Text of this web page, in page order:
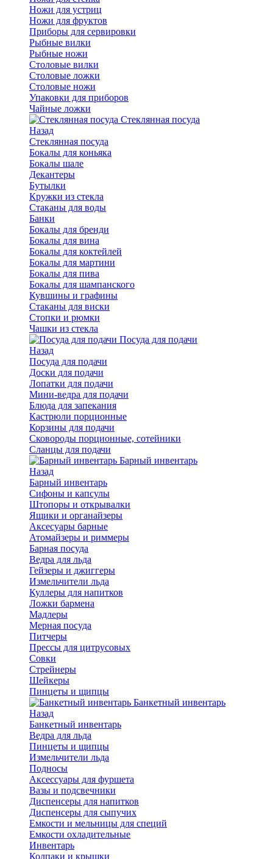
Ножи для устриц
Ножи для фруктов
Приборы для сервировки
Рыбные вилки
Рыбные ножи
Столовые вилки
Столовые ложки
Столовые ножи
Упаковки для приборов
Чайные ложки
Стеклянная посуда
Назад
Стеклянная посуда
Бокалы для коньяка
Бокалы шале
Декантеры
Бутылки
Кружки из стекла
Стаканы для воды
Банки
Бокалы для бренди
Бокалы для вина
Бокалы для коктейлей
Бокалы для мартини
Бокалы для пива
Бокалы для шампанского
Кувшины и графины
Стаканы для виски
Стопки и рюмки
Чашки из стекла
Посуда для подачи
Назад
Посуда для подачи
Доски для подачи
Лопатки для подачи
Мини-ведра для подачи
Блюда для запекания
Кастрюли порционные
Корзины для подачи
Сковороды порционные, сотейники
Сланцы для подачи
Барный инвентарь
Назад
Барный инвентарь
Сифоны и капсулы
Штопоры и открывалки
Ящики и органайзеры
Аксесуары барные
Атомайзеры и риммеры
Барная посуда
Ведра для льда
Гейзеры и джиггеры
Измельчители льда
Куллеры для напитков
Ложки бармена
Мадлеры
Мерная посуда
Питчеры
Прессы для цитрусовых
Совки
Стрейнеры
Шейкеры
Пинцеты и щипцы
Банкетный инвентарь
Назад
Банкетный инвентарь
Ведра для льда
Пинцеты и щипцы
Измельчители льда
Подносы
Аксессуары для фуршета
Вазы и подсвечники
Диспенсеры для напитков
Диспенсеры для сыпучих
Емкости и мельницы для специй
Емкости охладительные
Инвентарь
Колпаки и крышки